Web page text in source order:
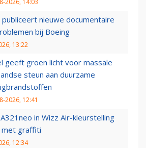
2026, 14:03
nieuwe documentaire
bij Boeing
13:22
geeft groen licht voor massale
steun aan duurzame
2026, 12:41
in Wizz Air-kleurstelling
met graffiti
12:34